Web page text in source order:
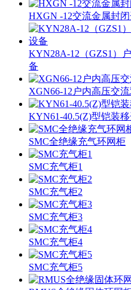
HXGN -12交流金属封
KYN28A-12（GZS1）
备
XGN66-12户内高压交
KYN61-40.5(Z)型铠装
SMC全绝缘充气环网柜
SMC充气柜1
SMC充气柜2
SMC充气柜3
SMC充气柜4
SMC充气柜5